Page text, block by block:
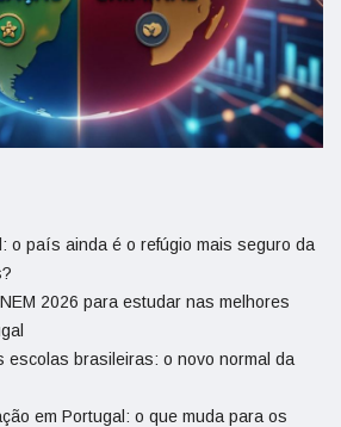
o país ainda é o refúgio mais seguro da
2026 para estudar nas melhores
escolas brasileiras: o novo normal da
em Portugal: o que muda para os